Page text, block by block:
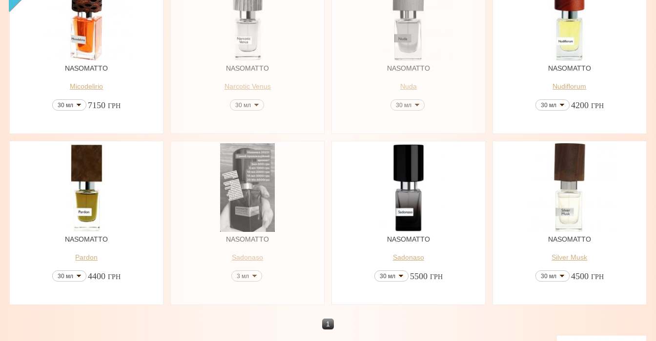
NASOMATTO
Micodelirio
30 мл 7150 ГРН
NASOMATTO
Narcotic Venus
30 мл
NASOMATTO
Nuda
30 мл
NASOMATTO
Nudiflorum
30 мл 4200 ГРН
NASOMATTO
Pardon
30 мл 4400 ГРН
NASOMATTO
Sadonaso
3 мл
NASOMATTO
Sadonaso
30 мл 5500 ГРН
NASOMATTO
Silver Musk
30 мл 4500 ГРН
1